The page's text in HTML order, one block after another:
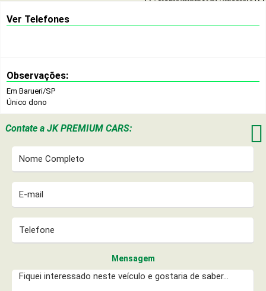
Ver Telefones
Observações:
Em Barueri/SP
Único dono
Contate a JK PREMIUM CARS: 
Mensagem